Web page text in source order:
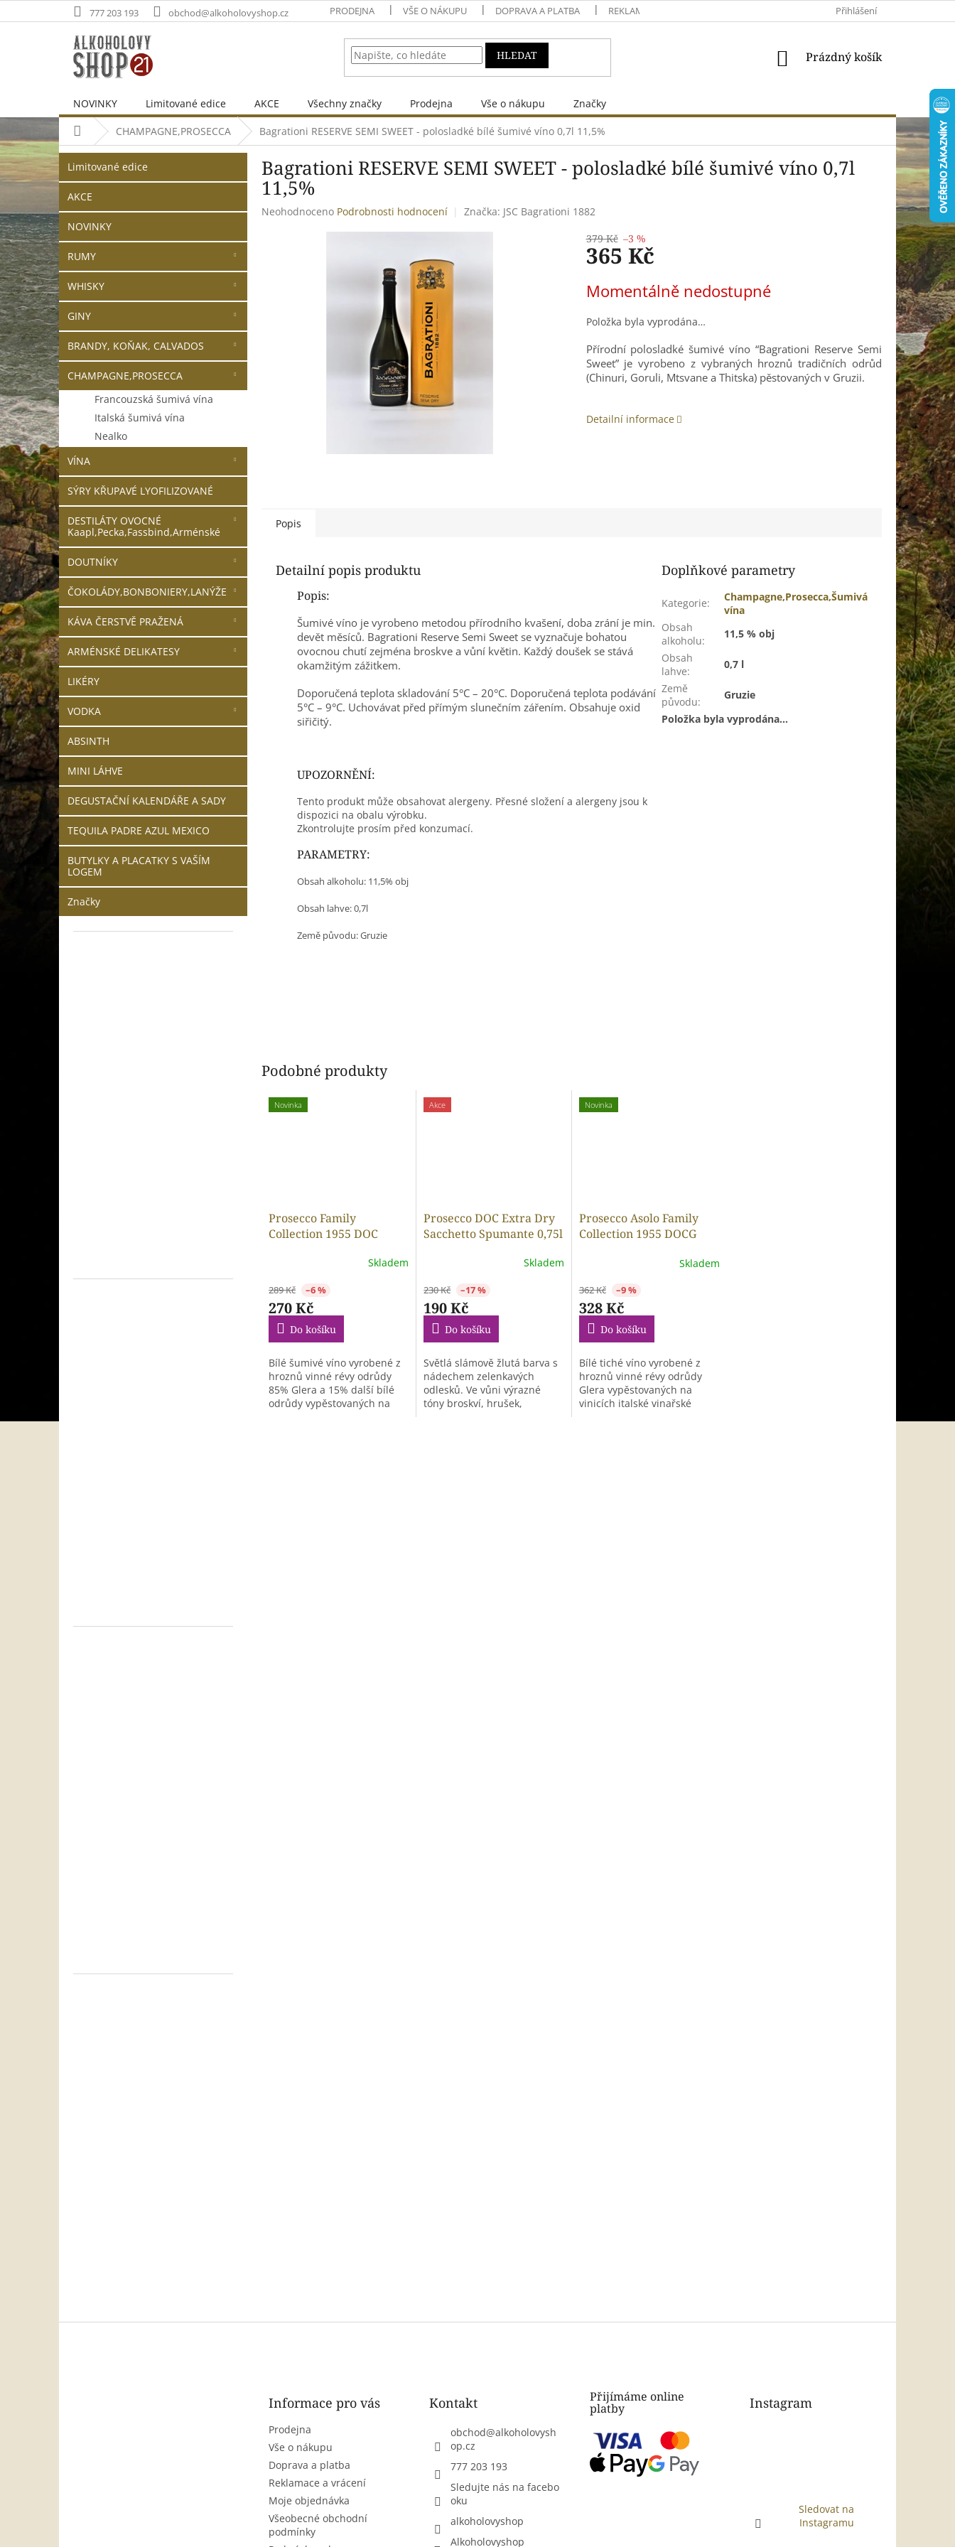
na
777 203 193 obchod@alkoholovyshop.cz PRODEJNA VŠE O NÁKUPU DOPRAVA A PLATBA REKLAMACE A VRÁCENÍ VŠEOBECNÉ OBCHODNÍ
Přihlášení
HLEDAT
NÁKUPNÍ
Prázdný košík
NOVINKY Limitované edice AKCE Všechny značky Prodejna Vše o nákupu Značky
Domů CHAMPAGNE,PROSECCA Bagrationi RESERVE SEMI SWEET - polosladké bílé šumivé víno 0,7l 11,5%
P
o
s
r
a
n
n
í
p
a
n
e
l
kategorie
Limitované edice
AKCE
NOVINKY
RUMY
WHISKY
GINY
BRANDY, KOŇAK, CALVADOS
CHAMPAGNE,PROSECCA
Francouzská šumivá vína
Italská šumivá vína
Nealko
VÍNA
SÝRY KŘUPAVÉ LYOFILIZOVANÉ
DESTILÁTY OVOCNÉ
Kaapl,Pecka,Fassbind,Arménské
DOUTNÍKY
ČOKOLÁDY,BONBONIERY,LANÝŽE
KÁVA ČERSTVĚ PRAŽENÁ
ARMÉNSKÉ DELIKATESY
LIKÉRY
VODKA
ABSINTH
MINI LÁHVE
DEGUSTAČNÍ KALENDÁŘE A SADY
TEQUILA PADRE AZUL MEXICO
BUTYLKY A PLACATKY S VAŠÍM
LOGEM
Značky
Bagrationi RESERVE SEMI SWEET - polosladké bílé šumivé víno 0,7l
11,5%
Průměrné
Neohodnoceno Podrobnosti hodnocení Značka: JSC Bagrationi 1882
379 Kč –3 %
365 Kč
cena:
Momentálně nedostupné
Položka byla vyprodána…
Přírodní polosladké šumivé víno “Bagrationi Reserve Semi
Sweet” je vyrobeno z vybraných hroznů tradičních odrůd
(Chinuri, Goruli, Mtsvane a Thitska) pěstovaných v Gruzii.
Detailní informace
Popis
Detailní popis produktu
Popis:
Šumivé víno je vyrobeno metodou přírodního kvašení, doba zrání je min.
devět měsíců. Bagrationi Reserve Semi Sweet se vyznačuje bohatou
ovocnou chutí zejména broskve a vůní květin. Každý doušek se stává
okamžitým zážitkem.
Doporučená teplota skladování 5°C – 20°C. Doporučená teplota podávání
5°C – 9°C. Uchovávat před přímým slunečním zářením. Obsahuje oxid
siřičitý.
UPOZORNĚNÍ:
Tento produkt může obsahovat alergeny. Přesné složení a alergeny jsou k
dispozici na obalu výrobku.
Zkontrolujte prosím před konzumací.
PARAMETRY:
Obsah alkoholu: 11,5% obj
Obsah lahve: 0,7l
Země původu: Gruzie
Doplňkové parametry
Kategorie:
Champagne,Prosecca,Šumivá
vína
Obsah
alkoholu:
11,5 % obj
Obsah
lahve:
0,7 l
Země
původu:
Gruzie
Položka byla vyprodána…
Podobné produkty
Novinka
Prosecco Family
Collection 1955 DOC
Skladem
289 Kč –6 %
270 Kč
Do košíku
Bílé šumivé víno vyrobené z
hroznů vinné révy odrůdy
85% Glera a 15% další bílé
odrůdy vypěstovaných na
Akce
Prosecco DOC Extra Dry
Sacchetto Spumante 0,75l
Skladem
230 Kč –17 %
190 Kč
Do košíku
Světlá slámově žlutá barva s
nádechem zelenkavých
odlesků. Ve vůni výrazné
tóny broskví, hrušek,
Novinka
Prosecco Asolo Family
Collection 1955 DOCG
Skladem
362 Kč –9 %
328 Kč
Do košíku
Bílé tiché víno vyrobené z
hroznů vinné révy odrůdy
Glera vypěstovaných na
vinicích italské vinařské
Informace pro vás
Prodejna
Vše o nákupu
Doprava a platba
Reklamace a vrácení
Moje objednávka
Všeobecné obchodní
podmínky
Kontakt
obchod@alkoholovysh
op.cz
777 203 193
Sledujte nás na facebo
oku
alkoholovyshop
Alkoholovyshop
Přijímáme online
platby Instagram
Sledovat na
Instagramu